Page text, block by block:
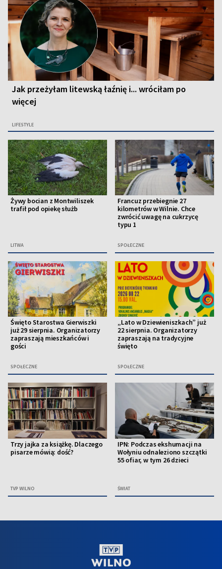
Jak przeżyłam litewską łaźnię i... wróciłam po
więcej
LIFESTYLE
Żywy bocian z Montwiliszek
trafił pod opiekę służb
LITWA
Francuz przebiegnie 27
kilometrów w Wilnie. Chce
zwrócić uwagę na cukrzycę
typu 1
SPOŁECZNE
Święto Starostwa Gierwiszki
już 29 sierpnia. Organizatorzy
zapraszają mieszkańców i
gości
SPOŁECZNE
„Lato w Dziewieniszkach” już
22 sierpnia. Organizatorzy
zapraszają na tradycyjne
święto
SPOŁECZNE
Trzy jajka za książkę. Dlaczego
pisarze mówią: dość?
TVP WILNO
IPN: Podczas ekshumacji na
Wołyniu odnaleziono szczątki
55 ofiar, w tym 26 dzieci
ŚWIAT